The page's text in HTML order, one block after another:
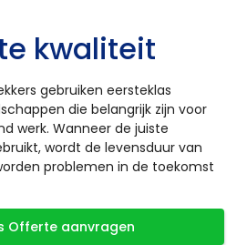
kwaliteit
gebruiken eersteklas
die belangrijk zijn voor
werk. Wanneer de juiste
wordt de levensduur van
problemen in de toekomst
Offerte aanvragen